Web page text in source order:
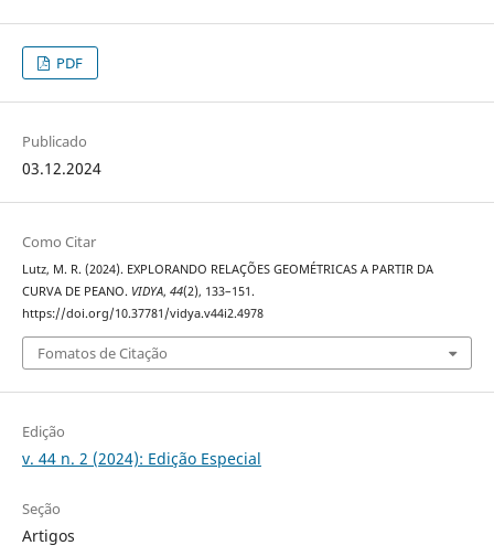
PDF
Publicado
03.12.2024
Como Citar
Lutz, M. R. (2024). EXPLORANDO RELAÇÕES GEOMÉTRICAS A PARTIR DA
CURVA DE PEANO. VIDYA, 44(2), 133–151.
https://doi.org/10.37781/vidya.v44i2.4978
Fomatos de Citação
Edição
v. 44 n. 2 (2024): Edição Especial
Seção
Artigos